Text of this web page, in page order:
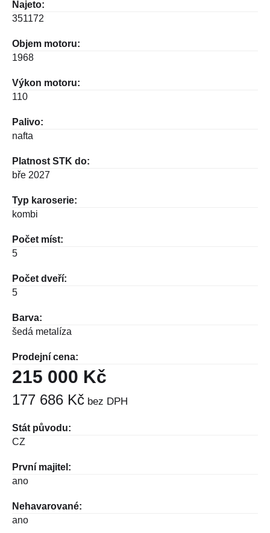
Najeto:
351172
Objem motoru:
1968
Výkon motoru:
110
Palivo:
nafta
Platnost STK do:
bře 2027
Typ karoserie:
kombi
Počet míst:
5
Počet dveří:
5
Barva:
šedá metalíza
Prodejní cena:
215 000 Kč
177 686 Kč bez DPH
Stát původu:
CZ
První majitel:
ano
Nehavarované:
ano